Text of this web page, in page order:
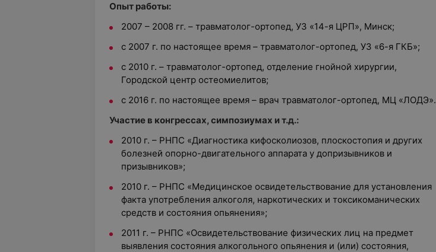
Опыт работы:
2007 – 2008 гг. – травматолог-ортопед, УЗ «14-я ЦРП», Минск;
с 2007 г. по настоящее время – травматолог-ортопед, УЗ «6-я ГКБ»;
с 2010 г. – травматолог-ортопед, отделение гнойной хирургии,
Городской центр остеомиелитов;
с 2016 г. по настоящее время – врач травматолог-ортопед, МЦ «ЛОДЭ».
Участие в конгрессах, симпозиумах и т.д.:
2010 г. – РНПС «Диагностика кифосколиозов, плоскостопия и других
болезней опорно-двигательного аппарата у допризывников и
призывников»;
2010 г. – РНПС «Медицинское освидетельствование для установления
факта употребления алкоголя, наркотических и токсикоманических
средств и состояния опьянения»;
2011 г. – РНПС «Освидетельствование физических лиц на предмет
выявления состояния алкогольного опьянения и (или) состояния,